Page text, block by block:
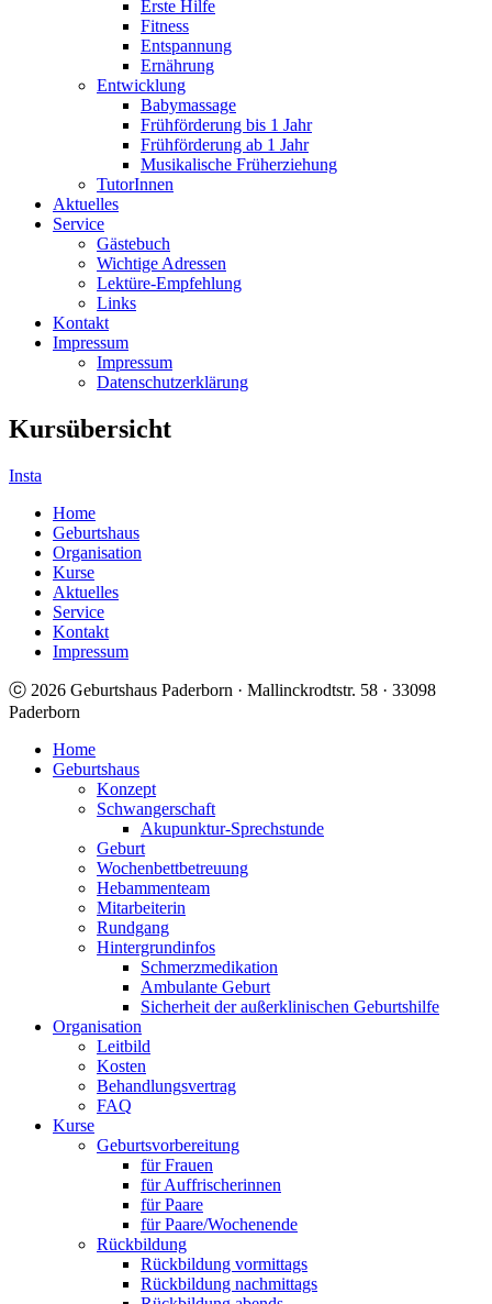
Erste Hilfe
Fitness
Entspannung
Ernährung
Entwicklung
Babymassage
Frühförderung bis 1 Jahr
Frühförderung ab 1 Jahr
Musikalische Früherziehung
TutorInnen
Aktuelles
Service
Gästebuch
Wichtige Adressen
Lektüre-Empfehlung
Links
Kontakt
Impressum
Impressum
Datenschutzerklärung
Kursübersicht
Insta
Home
Geburtshaus
Organisation
Kurse
Aktuelles
Service
Kontakt
Impressum
ⓒ 2026 Geburtshaus Paderborn · Mallinckrodtstr. 58 · 33098
Paderborn
Home
Geburtshaus
Konzept
Schwangerschaft
Akupunktur-Sprechstunde
Geburt
Wochenbettbetreuung
Hebammenteam
Mitarbeiterin
Rundgang
Hintergrundinfos
Schmerzmedikation
Ambulante Geburt
Sicherheit der außerklinischen Geburtshilfe
Organisation
Leitbild
Kosten
Behandlungsvertrag
FAQ
Kurse
Geburtsvorbereitung
für Frauen
für Auffrischerinnen
für Paare
für Paare/Wochenende
Rückbildung
Rückbildung vormittags
Rückbildung nachmittags